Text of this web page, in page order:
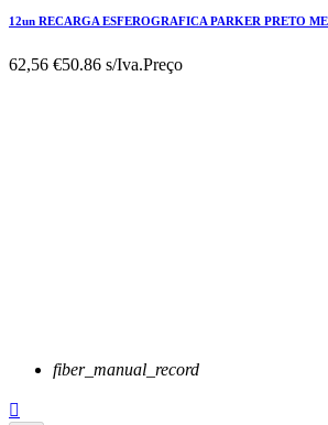
12un RECARGA ESFEROGRAFICA PARKER PRETO
62,56 €50.86 s/Iva.Preço
fiber_manual_record
